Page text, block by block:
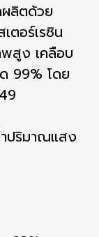
ลิตด้วย
ตอร์เรซิน
สูง เคลือบ
99% โดย
ปริมาณแสง